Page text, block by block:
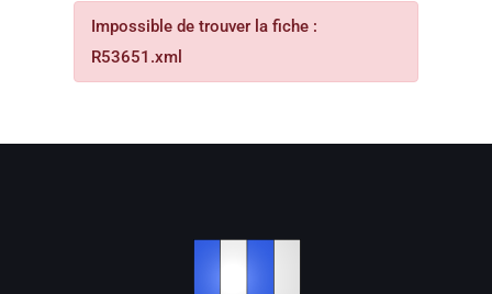
Impossible de trouver la fiche :
R53651.xml